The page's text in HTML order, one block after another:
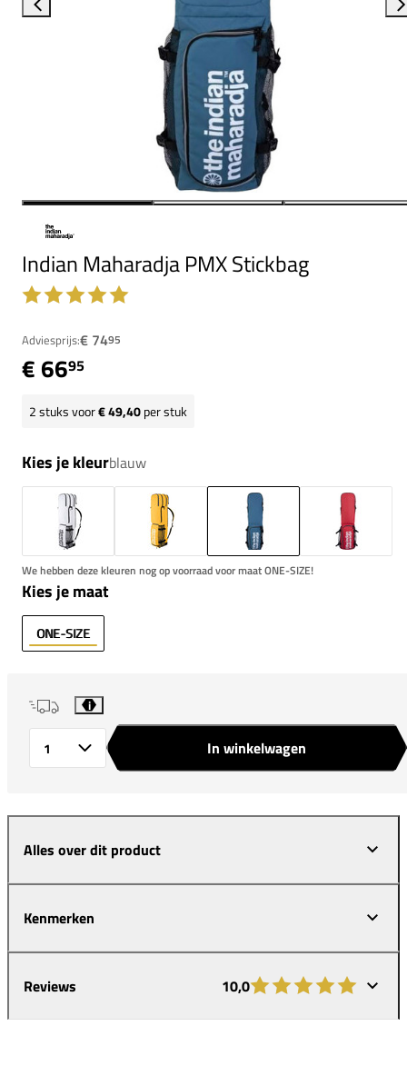
Indian Maharadja PMX Stickbag
Adviesprijs:€ 7495
€ 6695
2stuks voor€ 49,40per stuk
Kies je kleurblauw
We hebben deze kleuren nog op voorraad voor maat ONE-SIZE!
Kies je maat
ONE-SIZE
i
In winkelwagen
Alles over dit product
Kenmerken
Reviews 10,0